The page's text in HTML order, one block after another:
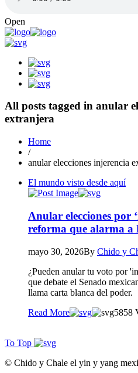
Open
All posts tagged in anular
extranjera
Home
/
anular elecciones injerencia
El mundo visto desde aquí
Anular elecciones por
reforma que alarma a
mayo 30, 2026By Chido y
¿Pueden anular tu voto por
que debate el Senado
llama carta blanca del poder.
Read More
5858
To Top
© Chido y Chale el yin y yang